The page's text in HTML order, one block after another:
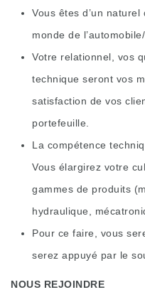
Vous êtes d’un
monde de
Votre relationnel, vos
technique seront vos
satisfaction de vos
portefeuille.
La compétence
Vous élargirez votre
gammes de produits
hydraulique,
Pour ce faire, vous
serez appuyé par le
NOUS REJOINDRE